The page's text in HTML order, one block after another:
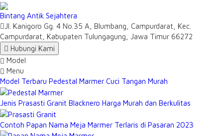
Bintang Antik Sejahtera
Jl. Kanigoro Gg. 4 No.35 A, Blumbang, Campurdarat, Kec.
Campurdarat, Kabupaten Tulungagung, Jawa Timur 66272
Hubungi Kami
Model
Menu
Model Terbaru Pedestal Marmer Cuci Tangan Murah
Jenis Prasasti Granit Blacknero Harga Murah dan Berkulitas
Contoh Papan Nama Meja Marmer Terlaris di Pasaran 2023